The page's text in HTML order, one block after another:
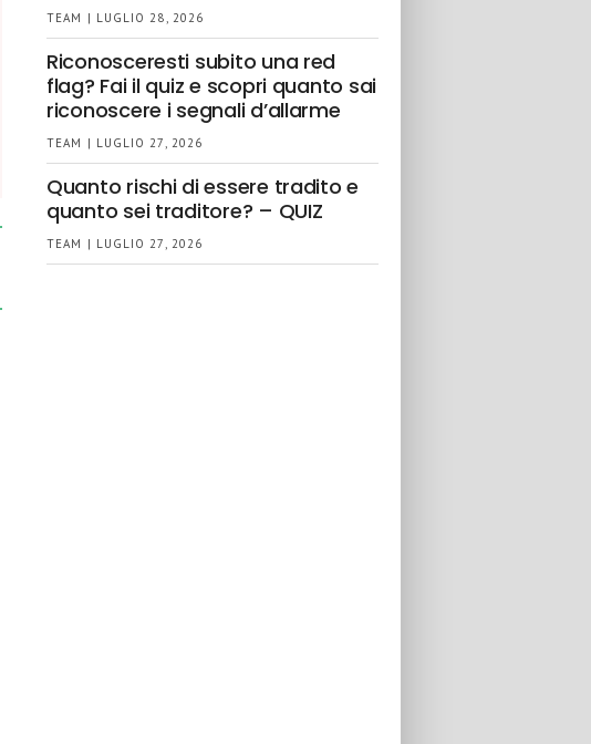
TEAM | LUGLIO 28, 2026
Riconosceresti subito una red
flag? Fai il quiz e scopri quanto sai
riconoscere i segnali d’allarme
TEAM | LUGLIO 27, 2026
Quanto rischi di essere tradito e
quanto sei traditore? – QUIZ
TEAM | LUGLIO 27, 2026